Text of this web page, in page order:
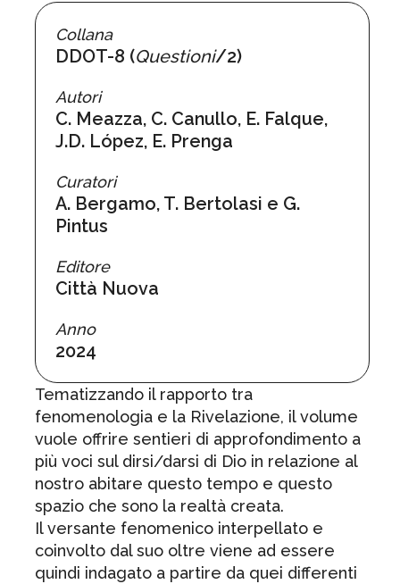
Collana
DDOT-8 (Questioni/2)
Autori
C. Meazza, C. Canullo, E. Falque,
J.D. López, E. Prenga
Curatori
A. Bergamo, T. Bertolasi e G.
Pintus
Editore
Città Nuova
Anno
2024
Tematizzando il rapporto tra
fenomenologia e la Rivelazione, il volume
vuole offrire sentieri di approfondimento a
più voci sul dirsi/darsi di Dio in relazione al
nostro abitare questo tempo e questo
spazio che sono la realtà creata.
Il versante fenomenico interpellato e
coinvolto dal suo oltre viene ad essere
quindi indagato a partire da quei differenti